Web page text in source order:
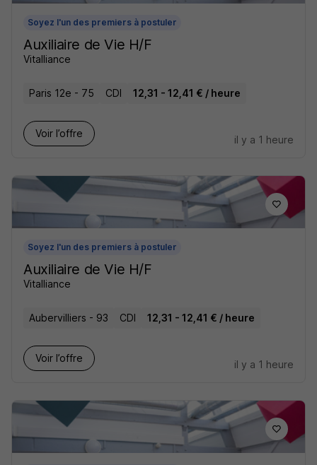
Soyez l'un des premiers à postuler
Auxiliaire de Vie H/F
Vitalliance
Paris 12e - 75 CDI 12,31 - 12,41 € / heure
Voir l’offre
il y a 1 heure
Soyez l'un des premiers à postuler
Auxiliaire de Vie H/F
Vitalliance
Aubervilliers - 93 CDI 12,31 - 12,41 € / heure
Voir l’offre
il y a 1 heure